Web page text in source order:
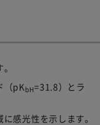
（pKbH=31.8）とラ
感光性を示します。